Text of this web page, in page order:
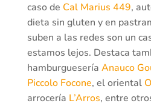
caso de Cal Marius 449,
dieta sin gluten y en
suben a las redes son un
estamos lejos. Destaca
hamburguesería Anauco
Piccolo Focone, el oriental
arrocería L’Arros, entre